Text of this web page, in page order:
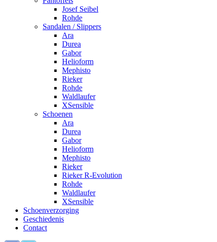
Josef Seibel
Rohde
Sandalen / Slippers
Ara
Durea
Gabor
Helioform
Mephisto
Rieker
Rohde
Waldlaufer
XSensible
Schoenen
Ara
Durea
Gabor
Helioform
Mephisto
Rieker
Rieker R-Evolution
Rohde
Waldlaufer
XSensible
Schoenverzorging
Geschiedenis
Contact